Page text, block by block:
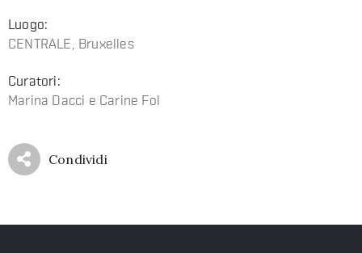
Luogo:
CENTRALE, Bruxelles
Curatori:
Marina Dacci e Carine Fol
Condividi